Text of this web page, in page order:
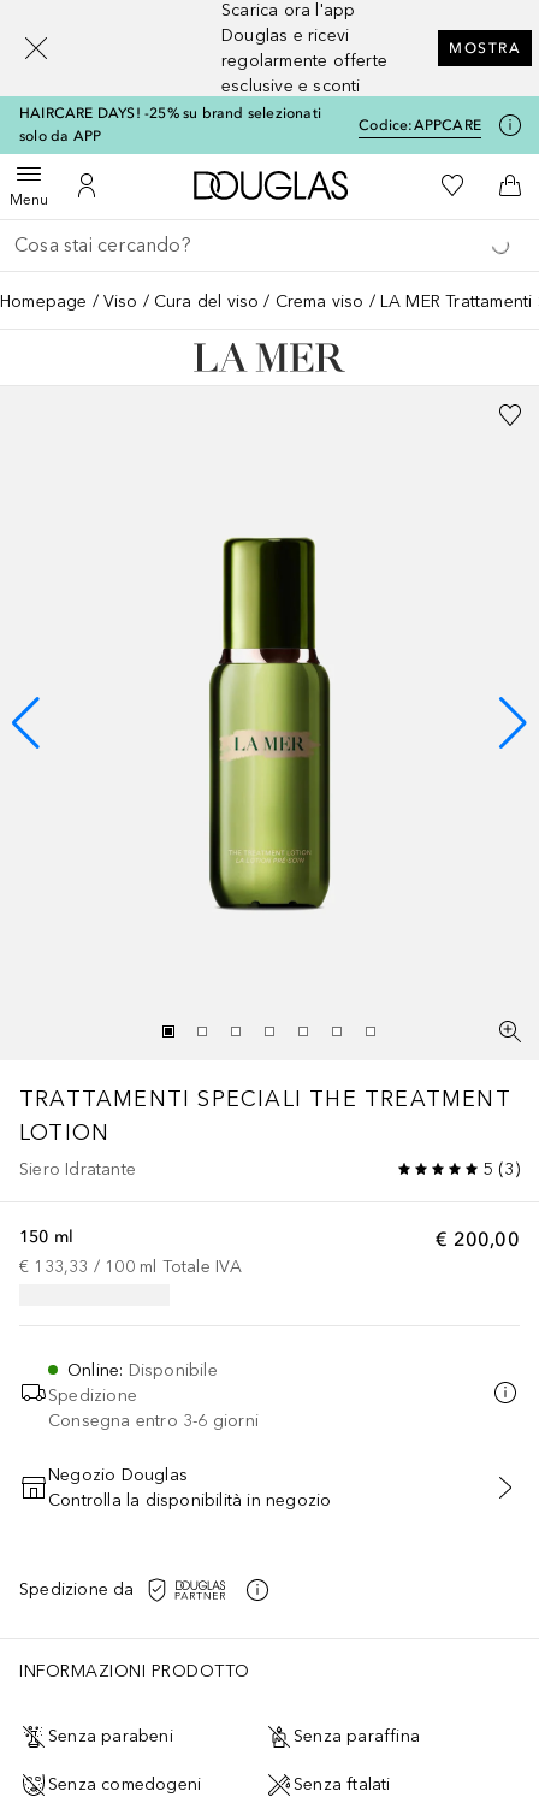
Scarica ora l'app
Douglas e ricevi
regolarmente offerte
esclusive e sconti
MOSTRA
HAIRCARE DAYS! -25% su brand selezionati
solo da APP
Codice:APPCARE
MenuApri menuAl Mio Account
A Douglas HomeAlla Mia
Al
Torna indietro
Esegui ricerca
Homepage Viso Cura del viso Crema viso LA MER
TRATTAMENTI SPECIALI THE TREATMENT
LOTION
Siero Idratante 5 (3)
€ 200,00
150 ml
€ 133,33 / 100 ml Totale IVA
Online: Disponibile
Spedizione
Consegna entro 3-6 giorni
AGGIUNGI AL CARRELLO
Negozio Douglas
Controlla la disponibilità in negozio
Spedizione da
INFORMAZIONI PRODOTTO
Senza parabeni Senza paraffina
Senza comedogeni Senza ftalati
[navigation.slideout.screenreader]